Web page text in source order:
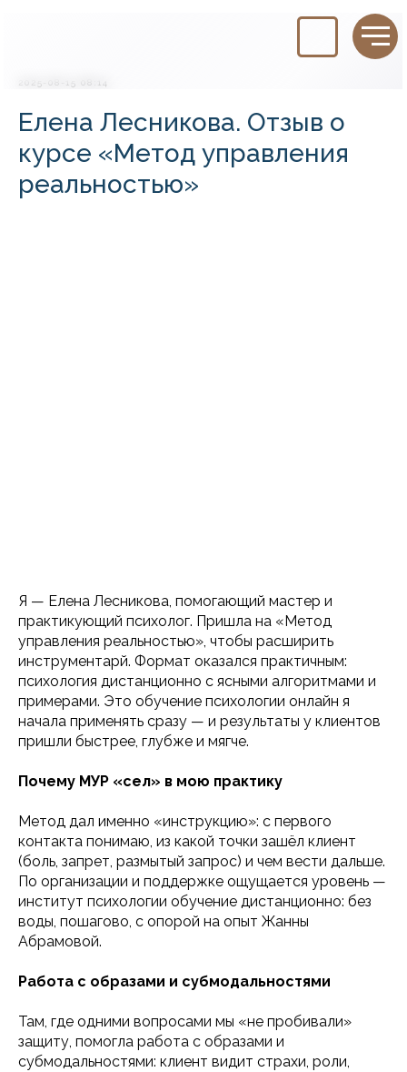
2025-08-15 08:14
Елена Лесникова. Отзыв о
курсе «Метод управления
реальностью»
Я — Елена Лесникова, помогающий мастер и
практикующий психолог. Пришла на «Метод
управления реальностью», чтобы расширить
инструментарй. Формат оказался практичным:
психология дистанционно с ясными алгоритмами и
примерами. Это обучение психологии онлайн я
начала применять сразу — и результаты у клиентов
пришли быстрее, глубже и мягче.
Почему МУР «сел» в мою практику
Метод дал именно «инструкцию»: с первого
контакта понимаю, из какой точки зашёл клиент
(боль, запрет, размытый запрос) и чем вести дальше.
По организации и поддержке ощущается уровень —
институт психологии обучение дистанционно: без
воды, пошагово, с опорой на опыт Жанны
Абрамовой.
Работа с образами и субмодальностями
Там, где одними вопросами мы «не пробивали»
защиту, помогла работа с образами и
субмодальностями: клиент видит страхи, роли,